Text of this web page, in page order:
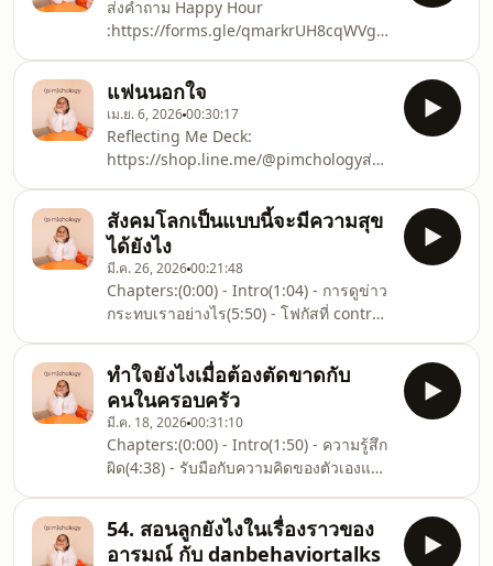
htt
ปัญหาทางอารมณ์(14:17) - ปัญหาทาง
สถานการณ์(19:40) - มุมมองแก้ปัญหาFor
Work:Line:
https://lin.ee/l1DyDZEEmail:
pimchology@gmail.comLet’s
Connect!!Instagram:
https://www.instagram.com/pimchol
ส่งคำถาม Happy Hour
:https://forms.gle/qmarkrUH8cqWVgz47Chapters:
Deck(2:30) - รู้ทันอาการถูก trigger (5:53)
- แชร์ประสบการณ์ถูก trigger(13:03) -
การรับมือกับ triggers(16:03) - เข้าใจตัว
เราเอง(19:10) - Happy Hour For
Work:Line:
https://lin.ee/l1DyDZEEmail:
pimchology@gmail.comLet’s
Connect!!Instagram:
https://www.instagram.com/pimchology/Instagram:
https://www.i
แฟนนอกใจ
เม.ย. 6, 202600:30:17
Reflecting Me Deck:
https://shop.line.me/@pimchologyส่ง
:https://forms.gle/qmarkrUH8cqWVgz47Chapters:
(0:00) - Intro(0:36) - อะไรคือการ
นอกใจ(3:53) - เพิ่งจับได้ว่าแฟนนอกใจ
(Crisis)(11:50) - การนอกใจหมายความว่า
ยังไง(17:08) - เดินยังไงต่อ?(21:06) - msg
from me(24:28) - Happy HourFor
Work:Line:
https://lin.ee/l1DyDZEEmail:
pimchology@gmail.comLet’s
Connect!!Instagram:
https://www.insta
สังคมโลกเป็นแบบนี้จะมีความสุข
ได้ยังไง
มี.ค. 26, 202600:21:48
Chapters:(0:00) - Intro(1:04) - การดูข่าว
กระทบเราอย่างไร(5:50) - โฟกัสที่ control
สุข?(16:0 - Happy Hourส่งคำถาม Happy
Hour
:https://forms.gle/qmarkrUH8cqWVgz47For
Work:Line:
https://lin.ee/l1DyDZEEmail:
pimchology@gmail.comLet’s
Connect!!Instagram:
https://www.instagram.com/pimchology/Instagram:
https://www.instagram.com/pimpaa___/TikTok:
ทำใจยังไงเมื่อต้องตัดขาดกับ
คนในครอบครัว
มี.ค. 18, 202600:31:10
Chapters:(0:00) - Intro(1:50) - ความรู้สึก
ผิด(4:38) - รับมือกับความคิดของตัวเองและ
- เราทำดีที่สุดแล้ว(14:21) - การ
ทำใจ(19:07) - Happy Hourส่งคำถาม
Happy Hour
54. สอนลูกยังไงในเรื่องราวของ
อารมณ์ กับ danbehaviortalks